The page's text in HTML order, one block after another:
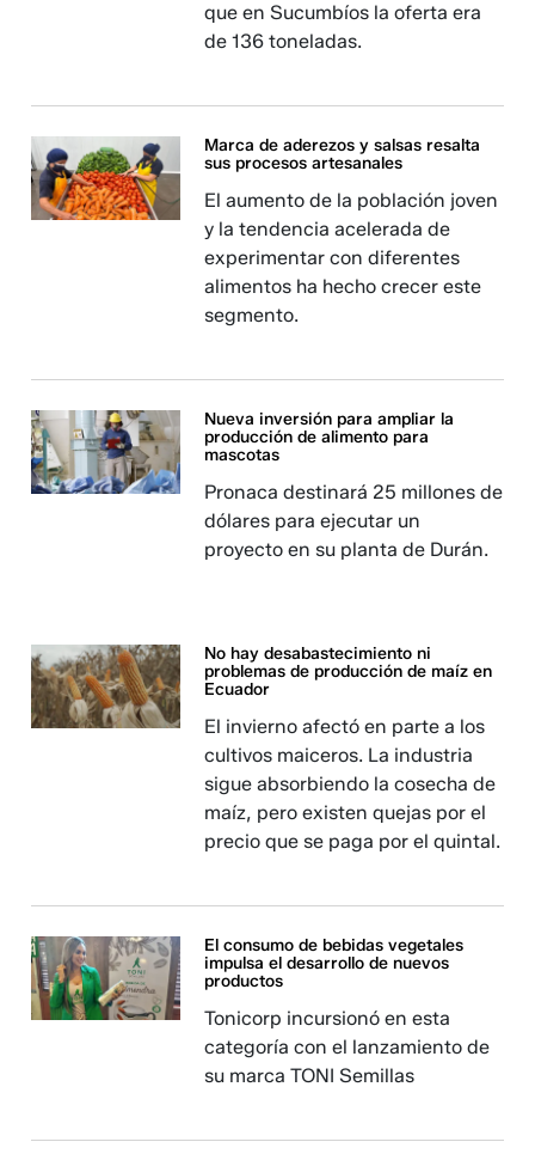
que en Sucumbíos la oferta era
de 136 toneladas.
Marca de aderezos y salsas resalta
sus procesos artesanales
El aumento de la población joven
y la tendencia acelerada de
experimentar con diferentes
alimentos ha hecho crecer este
segmento.
Nueva inversión para ampliar la
producción de alimento para
mascotas
Pronaca destinará 25 millones de
dólares para ejecutar un
proyecto en su planta de Durán.
No hay desabastecimiento ni
problemas de producción de maíz en
Ecuador
El invierno afectó en parte a los
cultivos maiceros. La industria
sigue absorbiendo la cosecha de
maíz, pero existen quejas por el
precio que se paga por el quintal.
El consumo de bebidas vegetales
impulsa el desarrollo de nuevos
productos
Tonicorp incursionó en esta
categoría con el lanzamiento de
su marca TONI Semillas